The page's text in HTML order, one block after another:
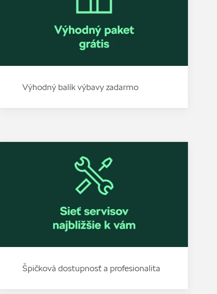
Výhodný balík výbavy zadarmo
Špičková dostupnosť a profesionalita